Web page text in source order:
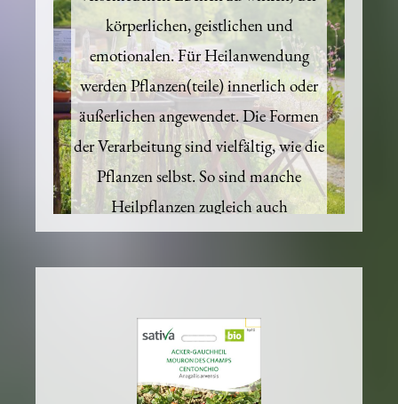
verschiedenen Ebenen zu wirken, der
körperlichen, geistlichen und
emotionalen. Für Heilanwendung
werden Pflanzen(teile) innerlich oder
äußerlichen angewendet. Die Formen
der Verarbeitung sind vielfältig, wie die
Pflanzen selbst. So sind manche
Heilpflanzen zugleich auch